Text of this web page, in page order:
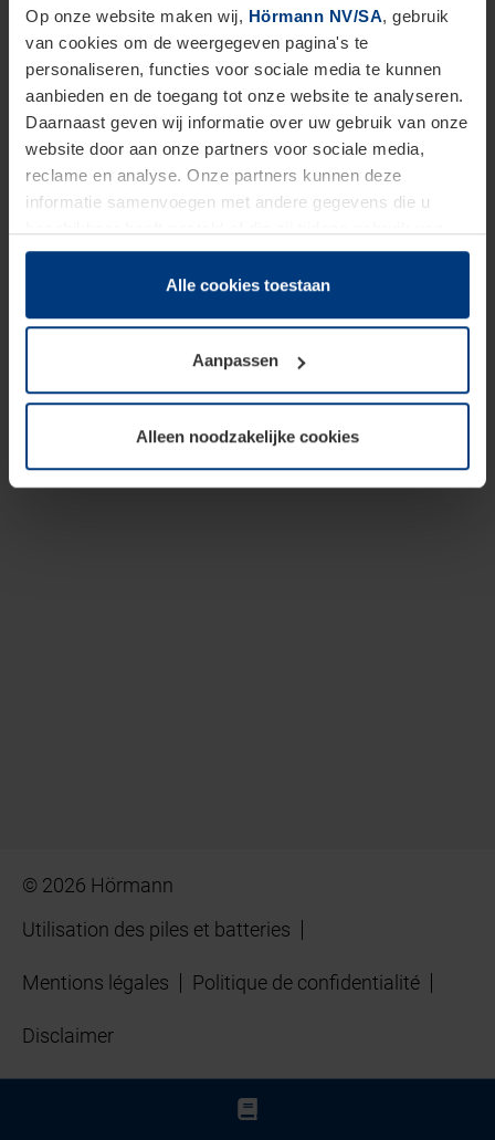
Op onze website maken wij, Hörmann NV/SA, gebruik
van cookies om de weergegeven pagina's te
personaliseren, functies voor sociale media te kunnen
aanbieden en de toegang tot onze website te analyseren.
Daarnaast geven wij informatie over uw gebruik van onze
website door aan onze partners voor sociale media,
reclame en analyse. Onze partners kunnen deze
informatie samenvoegen met andere gegevens die u
hun diensten hebben verzameld.
Juridisch hebben wij het recht om cookies op uw
van deze pagina's absoluut vereist is. Voor alle andere
soorten cookies is uw toestemming benodigd. Uw
toestemming kunt u op elk moment bij de uitleg van de
wijzigen of herroepen.
Alle cookies toestaan
Aanpassen
Alleen noodzakelijke cookies
© 2026 Hörmann
Utilisation des piles et batteries
Mentions légales Politique de confidentialité
Disclaimer